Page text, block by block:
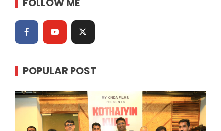
FOLLOW ME
POPULAR POST